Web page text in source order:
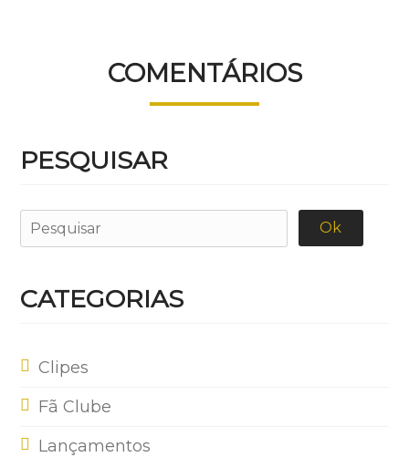
COMENTÁRIOS
PESQUISAR
CATEGORIAS
Clipes
Fã Clube
Lançamentos